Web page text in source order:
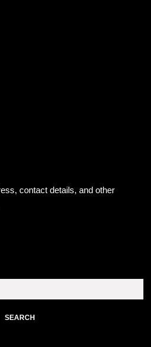
contact details, and other